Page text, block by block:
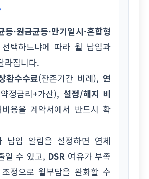
등·원금균등·만기일시·혼합형
택하느냐에 따라 월 납입과
라집니다.
환수수료(잔존기간 비례), 연
정금리+가산), 설정/해지 비
용을 계약서에서 반드시 확
납입 알림을 설정하면 연체
일 수 있고, DSR 여유가 부족
정으로 월부담을 완화할 수